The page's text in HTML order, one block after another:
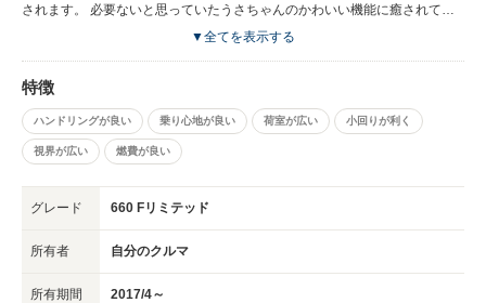
されます。 必要ないと思っていたうさちゃんのかわいい機能に癒されてま
す。 スタートボタンを押した時の「おはよー。」「こんにちは。」「こん
ません。毎日の通勤用の車として購入しましたがもっと運転しようかなと思
わせる居心地のいいい車です。
▼全てを表示する
特徴
ハンドリングが良い 乗り心地が良い 荷室が広い 小回りが利く
視界が広い 燃費が良い
グレード 660 Fリミテッド
所有者 自分のクルマ
所有期間 2017/4～